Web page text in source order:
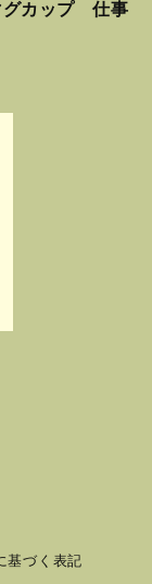
グカップ 仕事
基づく表記